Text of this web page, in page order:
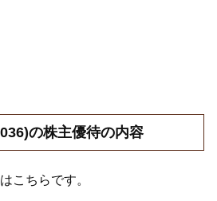
の株主優待の内容
こちらです。